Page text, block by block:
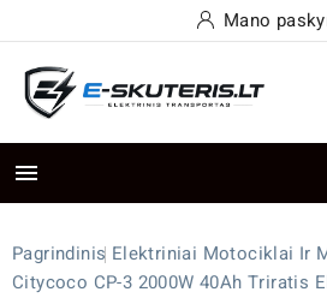
Mano

Pagrindinis Elektriniai Motociklai Ir
Citycoco CP-3 2000W 40Ah Triratis